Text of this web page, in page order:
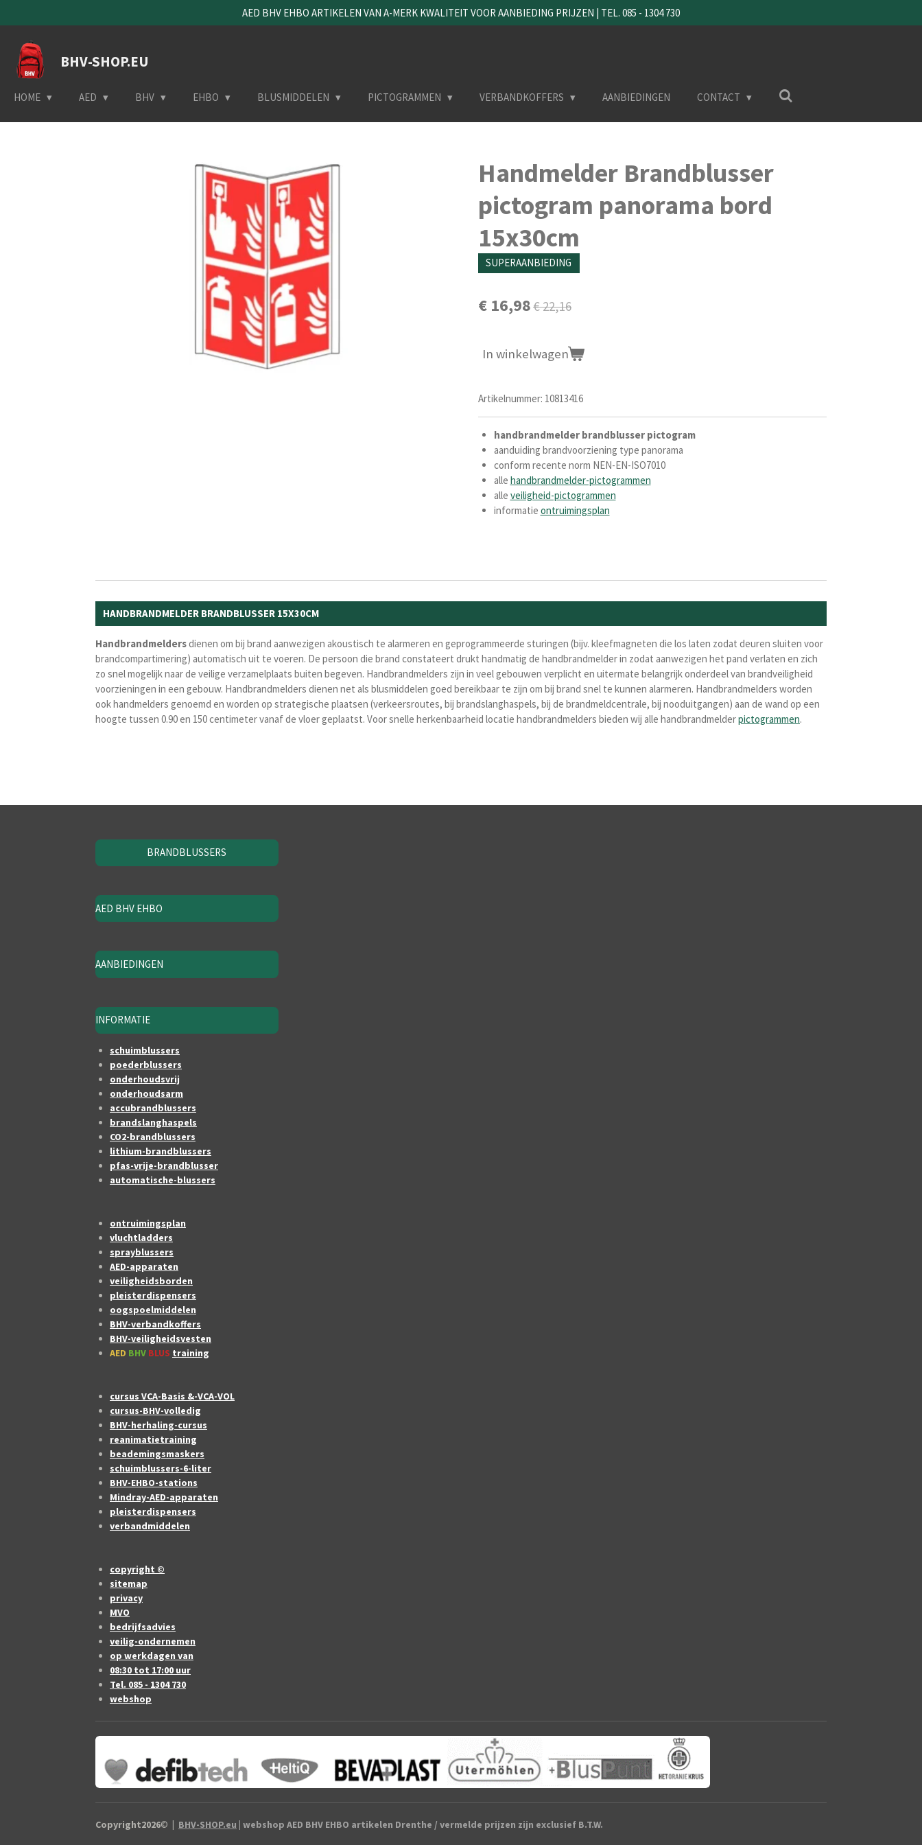
direct
naar
hoofdinhoud
AED BHV EHBO ARTIKELEN VAN A-MERK KWALITEIT VOOR AANBIEDING PRIJZEN | TEL. 085 - 1304 730
BHV-SHOP.EU
HOME AED BHV EHBO BLUSMIDDELEN PICTOGRAMMEN VERBANDKOFFERS AANBIEDINGEN CONTACT
Handmelder Brandblusser
pictogram panorama bord
15x30cm
SUPERAANBIEDING
€ 16,98€ 22,16
In winkelwagen
Artikelnummer: 10813416
handbrandmelder brandblusser pictogram
aanduiding brandvoorziening type panorama
conform recente norm NEN-EN-ISO7010
alle handbrandmelder-pictogrammen
alle veiligheid-pictogrammen
informatie ontruimingsplan
HANDBRANDMELDER BRANDBLUSSER 15X30CM
Handbrandmeldersdienen om bij brand aanwezigen akoustisch te alarmeren en geprogrammeerde sturingen (bijv. kleefmagneten die los laten zodat deuren sluiten voor
brandcompartimering) automatisch uit te voeren. De persoon die brand constateert drukt handmatig de handbrandmelder in zodat aanwezigen het pand verlaten en zich
zo snel mogelijk naar de veilige verzamelplaats buiten begeven. Handbrandmelders zijn in veel gebouwen verplicht en uitermate belangrijk onderdeel van brandveiligheid
voorzieningen in een gebouw. Handbrandmelders dienen net als blusmiddelen goed bereikbaar te zijn om bij brand snel te kunnen alarmeren. Handbrandmelders worden
ook handmelders genoemd en worden op strategische plaatsen (verkeersroutes, bij brandslanghaspels, bij de brandmeldcentrale, bij nooduitgangen) aan de wand op een
hoogte tussen 0.90 en 150 centimeter vanaf de vloer geplaatst. Voor snelle herkenbaarheid locatie handbrandmelders bieden wij alle handbrandmelderpictogrammen.
BRANDBLUSSERS
AED BHV EHBO
AANBIEDINGEN
INFORMATIE
schuimblussers
poederblussers
onderhoudsvrij
onderhoudsarm
accubrandblussers
brandslanghaspels
CO2-brandblussers
lithium-brandblussers
pfas-vrije-brandblusser
automatische-blussers
ontruimingsplan
vluchtladders
sprayblussers
AED-apparaten
veiligheidsborden
pleisterdispensers
oogspoelmiddelen
BHV-verbandkoffers
BHV-veiligheidsvesten
AED BHV BLUS training
cursus VCA-Basis &-VCA-VOL
cursus-BHV-volledig
BHV-herhaling-cursus
reanimatietraining
beademingsmaskers
schuimblussers-6-liter
BHV-EHBO-stations
Mindray-AED-apparaten
pleisterdispensers
verbandmiddelen
copyright ©
sitemap
privacy
MVO
bedrijfsadvies
veilig-ondernemen
op werkdagen van
08:30 tot 17:00 uur
Tel. 085 - 1304 730
webshop
Copyright2026© | BHV-SHOP.eu | webshop AED BHV EHBO artikelen Drenthe / vermelde prijzen zijn exclusief B.T.W.